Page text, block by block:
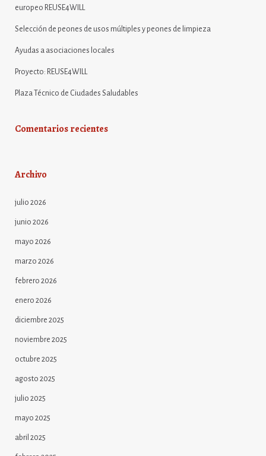
europeo REUSE4WILL
Selección de peones de usos múltiples y peones de limpieza
Ayudas a asociaciones locales
Proyecto: REUSE4WILL
Plaza Técnico de Ciudades Saludables
Comentarios recientes
Archivo
julio 2026
junio 2026
mayo 2026
marzo 2026
febrero 2026
enero 2026
diciembre 2025
noviembre 2025
octubre 2025
agosto 2025
julio 2025
mayo 2025
abril 2025